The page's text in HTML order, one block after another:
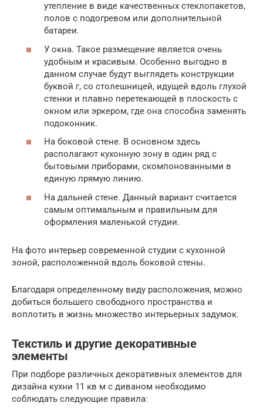
утепление в виде качественных стеклопакетов,
полов с подогревом или дополнительной
батареи.
У окна. Такое размещение является очень
удобным и красивым. Особенно выгодно в
данном случае будут выглядеть конструкции
буквой г, со столешницей, идущей вдоль глухой
стенки и плавно перетекающей в плоскость с
окном или эркером, где она способна заменять
подоконник.
На боковой стене. В основном здесь
располагают кухонную зону в один ряд с
бытовыми приборами, скомпонованными в
единую прямую линию.
На дальней стене. Данный вариант считается
самым оптимальным и правильным для
оформления маленькой студии.
На фото интерьер современной студии с кухонной
зоной, расположенной вдоль боковой стены.
Благодаря определенному виду расположения, можно
добиться большего свободного пространства и
воплотить в жизнь множество интерьерных задумок.
Текстиль и другие декоративные
элементы
При подборе различных декоративных элементов для
дизайна кухни 11 кв м с диваном необходимо
соблюдать следующие правила: